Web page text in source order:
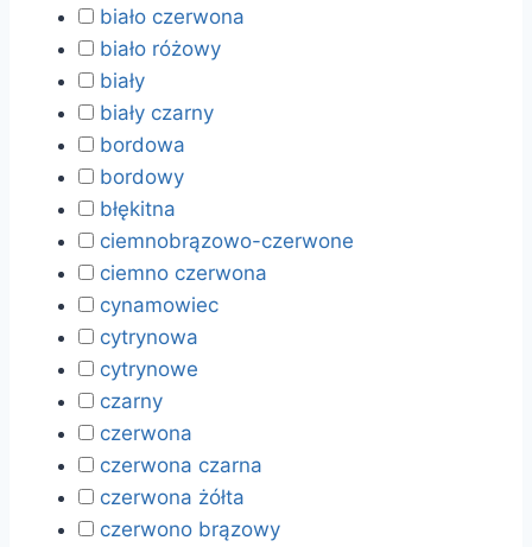
biało czerwona
biało różowy
biały
biały czarny
bordowa
bordowy
błękitna
ciemnobrązowo-czerwone
ciemno czerwona
cynamowiec
cytrynowa
cytrynowe
czarny
czerwona
czerwona czarna
czerwona żółta
czerwono brązowy